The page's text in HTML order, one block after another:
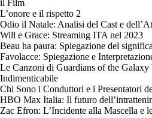
il Film
L’onore e il rispetto 2
Odio il Natale: Analisi del Cast e
Will e Grace: Streaming ITA nel 2023
Beau ha paura: Spiegazione del
Favolacce: Spiegazione e
Le Canzoni di Guardians of the
Indimenticabile
Chi Sono i Conduttori e i Presentatori
HBO Max Italia: Il futuro
Zac Efron: L’Incidente alla Mascella e